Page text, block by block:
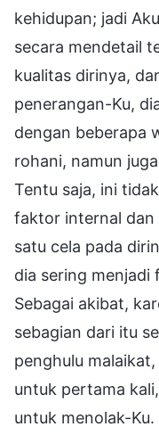
kehidupan; jadi
secara mendetail
kualitas dirinya,
penerangan-Ku,
dengan beberapa
rohani, namun
Tentu saja, ini
faktor internal dan
satu cela pada
dia sering menjadi
Sebagai akibat,
sebagian dari itu
penghulu
untuk pertama
untuk menolak-